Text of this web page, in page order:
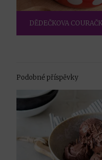
DĚDEČKOVA
Podobné příspěvky